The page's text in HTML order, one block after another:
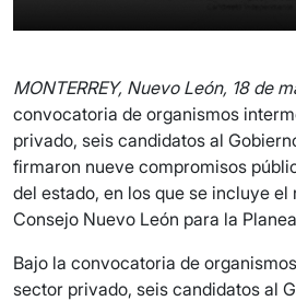
MONTERREY, Nuevo León, 18 de
convocatoria de organismos
privado, seis candidatos al
firmaron nueve compromisos
del estado, en los que se incluye el
Consejo Nuevo León para la
Bajo la convocatoria de
sector privado, seis candidatos al